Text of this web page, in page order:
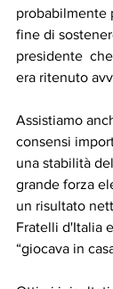
probabilmente
fine di
presidente
era ritenuto
Assistiamo
consensi
una stabilità
grande forza
un risultato
Fratelli d'Italia
“giocava in